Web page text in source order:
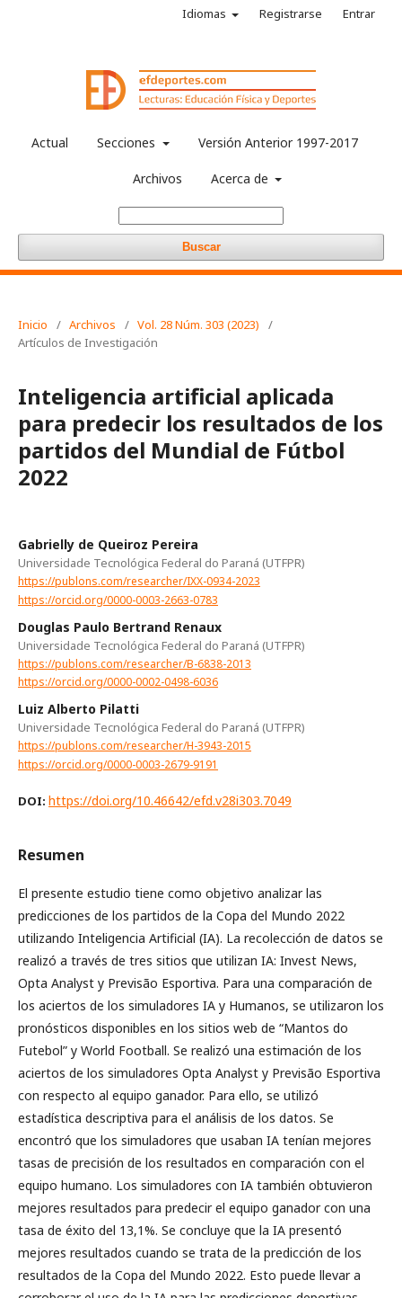
Actual Secciones Versión Anterior 1997-2017
Archivos Acerca de
Buscar
Idiomas Registrarse Entrar
Inicio / Archivos / Vol. 28 Núm. 303 (2023)
/
Artículos de Investigación
Inteligencia artificial aplicada
para predecir los resultados de los
partidos del Mundial de Fútbol
2022
Gabrielly de Queiroz Pereira
Universidade Tecnológica Federal do Paraná (UTFPR)
https://publons.com/researcher/IXX-0934-2023
https://orcid.org/0000-0003-2663-0783
Douglas Paulo Bertrand Renaux
Universidade Tecnológica Federal do Paraná (UTFPR)
https://publons.com/researcher/B-6838-2013
https://orcid.org/0000-0002-0498-6036
Luiz Alberto Pilatti
Universidade Tecnológica Federal do Paraná (UTFPR)
https://publons.com/researcher/H-3943-2015
https://orcid.org/0000-0003-2679-9191
DOI: https://doi.org/10.46642/efd.v28i303.7049
Resumen
El presente estudio tiene como objetivo analizar las
predicciones de los partidos de la Copa del Mundo 2022
utilizando Inteligencia Artificial (IA). La recolección de datos se
realizó a través de tres sitios que utilizan IA: Invest News,
Opta Analyst y Previsão Esportiva. Para una comparación de
los aciertos de los simuladores IA y Humanos, se utilizaron los
pronósticos disponibles en los sitios web de “Mantos do
Futebol” y World Football. Se realizó una estimación de los
aciertos de los simuladores Opta Analyst y Previsão Esportiva
con respecto al equipo ganador. Para ello, se utilizó
estadística descriptiva para el análisis de los datos. Se
encontró que los simuladores que usaban IA tenían mejores
tasas de precisión de los resultados en comparación con el
equipo humano. Los simuladores con IA también obtuvieron
mejores resultados para predecir el equipo ganador con una
tasa de éxito del 13,1%. Se concluye que la IA presentó
mejores resultados cuando se trata de la predicción de los
resultados de la Copa del Mundo 2022. Esto puede llevar a